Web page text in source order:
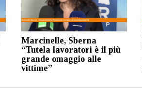
Marcinelle, Sberna
“Tutela lavoratori è il più
grande omaggio alle
vittime”